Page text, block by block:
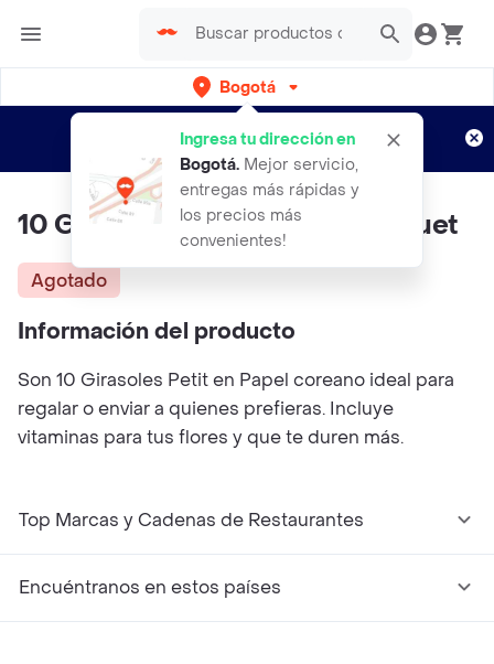
Bogotá
Ingresa tu dirección en
Bogotá. Mejor servicio,
entregas más rápidas y
los precios más
convenientes!
envíos gratis por semanas
Aplican TyC
10 Girasoles Petit | Ramo Bouquet
Agotado
Información del producto
Son 10 Girasoles Petit en Papel coreano ideal para
regalar o enviar a quienes prefieras. Incluye
vitaminas para tus flores y que te duren más.
Top Marcas y Cadenas de Restaurantes
Encuéntranos en estos países